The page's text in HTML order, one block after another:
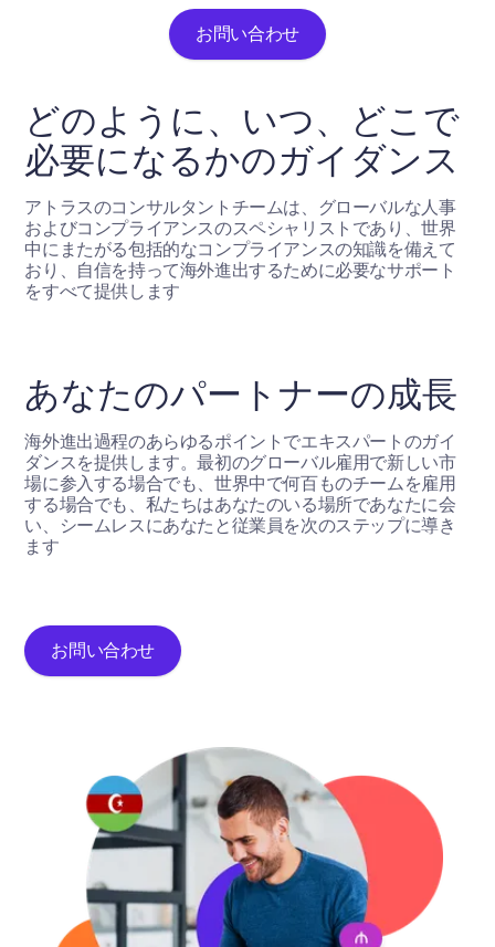
お問い合わせ
どのように、いつ、どこで
必要になるかのガイダンス
アトラスのコンサルタントチームは、グローバルな人事
およびコンプライアンスのスペシャリストであり、世界
中にまたがる包括的なコンプライアンスの知識を備えて
おり、自信を持って海外進出するために必要なサポート
をすべて提供します
あなたのパートナーの成長
海外進出過程のあらゆるポイントでエキスパートのガイ
ダンスを提供します。最初のグローバル雇用で新しい市
場に参入する場合でも、世界中で何百ものチームを雇用
する場合でも、私たちはあなたのいる場所であなたに会
い、シームレスにあなたと従業員を次のステップに導き
ます
お問い合わせ